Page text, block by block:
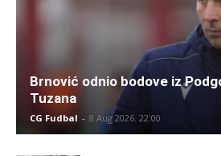
Brnović odnio bodove iz
Tuzana
CG Fudbal - 8 Aug 2026. 22:00